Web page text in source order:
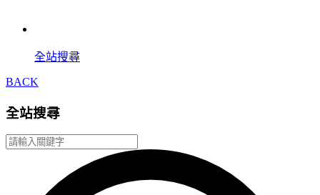
全站搜尋
BACK
全站搜尋